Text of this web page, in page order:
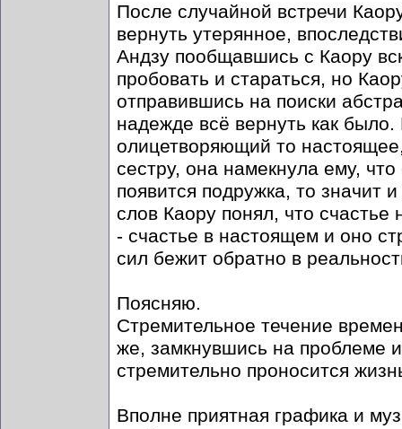
После случайной встречи
вернуть утерянное,
Андзу пообщавшись с Каору
пробовать и стараться, но
отправившись на поиски
надежде всё вернуть как
олицетворяющий то
сестру, она намекнула ему,
появится подружка, то значит
слов Каору понял, что
- счастье в настоящем и оно
сил бежит обратно в
Поясняю.
Стремительное течение
же, замкнувшись на проблеме
стремительно проносится
Вполне приятная графика и